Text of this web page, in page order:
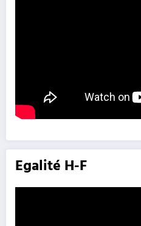
Egalité H-F